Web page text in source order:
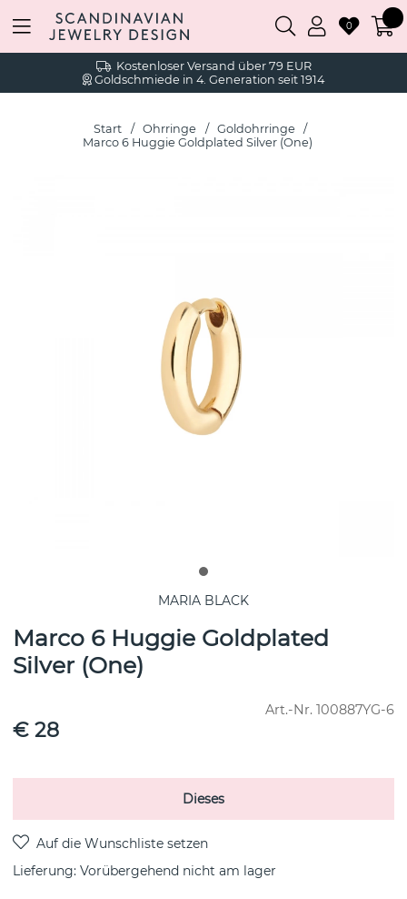
Kostenloser Versand über 79 EUR
Goldschmiede in 4. Generation seit 1914
0
Start Ohrringe
Goldohrringe
Marco 6 Huggie Goldplated Silver (One)
MARIA BLACK
Marco 6 Huggie Goldplated
Silver (One)
Art.-Nr. 100887YG-6
€ 28
Dieses
Lieferung: Vorübergehend nicht am lager